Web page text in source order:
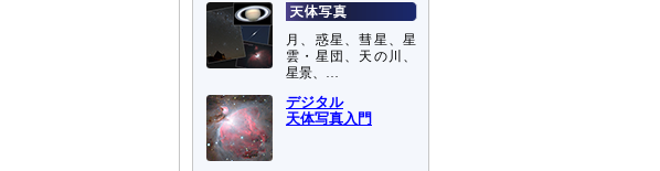
月、惑星、彗星、星
雲・星団、天の川、
星景、…
デジタル
天体写真入門